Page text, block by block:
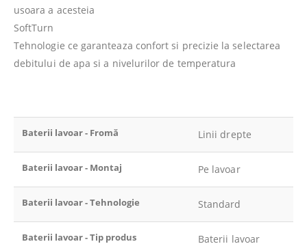
usoara a acesteia
SoftTurn
Tehnologie ce garanteaza confort si precizie la selectarea
debitului de apa si a nivelurilor de temperatura
Baterii lavoar - Fromă Linii drepte
Baterii lavoar - Montaj Pe lavoar
Baterii lavoar - Tehnologie Standard
Baterii lavoar - Tip produs Baterii lavoar